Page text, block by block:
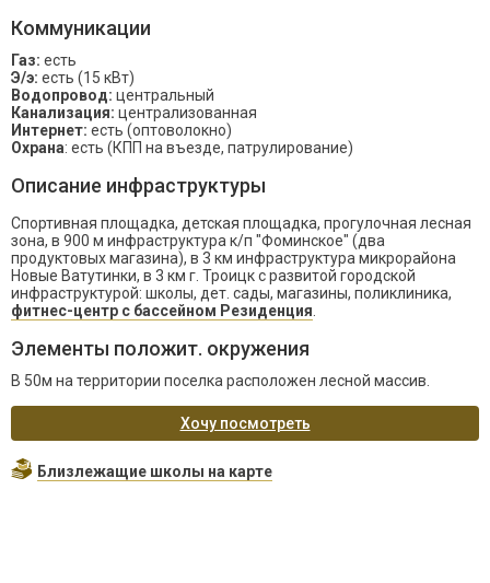
Коммуникации
Газ: есть
Э/э: есть (15 кВт)
Водопровод: центральный
Канализация: централизованная
Интернет: есть (оптоволокно)
Охрана: есть (КПП на въезде, патрулирование)
Описание инфраструктуры
Спортивная площадка, детская площадка, прогулочная лесная
зона, в 900 м инфраструктура к/п "Фоминское" (два
продуктовых магазина), в 3 км инфраструктура микрорайона
Новые Ватутинки, в 3 км г. Троицк с развитой городской
инфраструктурой: школы, дет. сады, магазины, поликлиника,
фитнес-центр с бассейном Резиденция
Элементы положит. окружения
В 50м на территории поселка расположен лесной массив.
Хочу посмотреть
Близлежащие школы на карте